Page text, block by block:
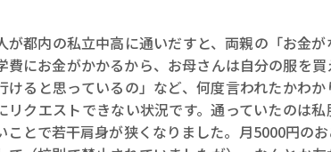
が都内の私立中高に通いだすと、両親の「お金
費にお金がかかるから、お母さんは自分の服を
けると思っているの」など、何度言われたかわ
リクエストできない状況です。通っていたのは
ことで若干肩身が狭くなりました。月5000円の